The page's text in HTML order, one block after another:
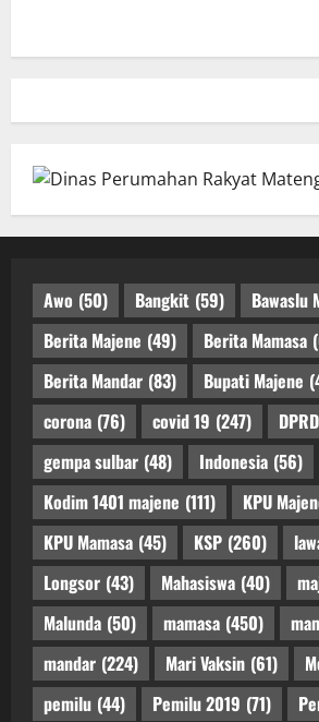
Awo (50) Bangkit (59) Bawaslu
Berita Majene (49) Berita Mamasa
Berita Mandar (83) Bupati Majene
corona (76) covid 19 (247)
gempa sulbar (48) Indonesia (56)
Kodim 1401 majene (111) KPU
KPU Mamasa (45) KSP (260)
Longsor (43) Mahasiswa (40)
Malunda (50) mamasa (450)
mandar (224) Mari Vaksin (61)
pemilu (44) Pemilu 2019 (71)